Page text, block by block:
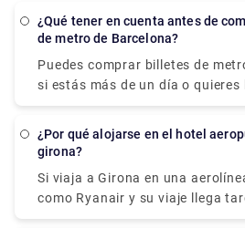
buscar este código en tu
entradas".
¿Qué tener en cuenta antes de comprar el billete diario
de metro de Barcelona?
Puedes comprar billetes de
si estás más de un día o
viajes en metro o autobús, te
si desea un número ilimitado de
ahorros en actividades. Puede
tiempo y dinero al comprar
¿Por qué alojarse en el hotel aeropuerto barcelona
girona?
Si viaja a Girona en una
como Ryanair y su viaje llega
posible que desee alojarse en